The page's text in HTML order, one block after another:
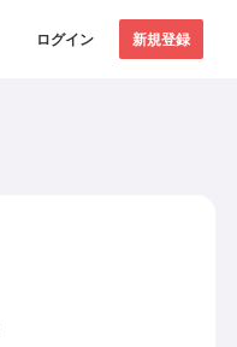
ログイン 新規登録